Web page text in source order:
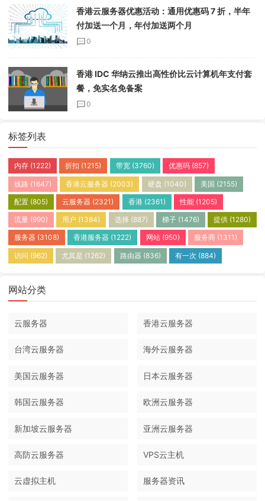
香港云服务器优惠活动：通用优惠码 7 折，半年
付加送一个月，年付加送两个月
0
香港 IDC 华纳云推出高性价比云计算机年支付套
餐，免实名免备案
0
标签列表
内存 (1222) 折扣 (1215) 带宽(3760) 优惠码(857)
线路 (1647) 香港云服务器 (2003) 硬盘 (1040) 美国 (2155)
配置 (805) 云服务器 (2321) 香港(2361) 性能(1205)
流量 (990) 用户 (1384) 选择 (887) 梯子(1476) 提供 (1280)
服务器 (3108) 香港服务器 (1222) 网站(950) 服务商(1311)
访问 (962) 尤其是 (1262) 路由器 (836) 有一次 (884)
网站分类
云服务器 香港云服务器
台湾云服务器 海外云服务器
美国云服务器 日本云服务器
韩国云服务器 欧洲云服务器
新加坡云服务器 亚洲云服务器
高防云服务器 VPS云主机
云虚拟主机 服务器资讯